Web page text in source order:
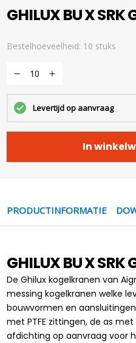
GHILUX BU X SRK
Bestelhoeveelheid: 10 stuks
Levertijd op aanvraag
In
PRODUCTINFORMATIE
GHILUX BU X SRK
De Ghilux kogelkranen van
messing kogelkranen welke
bouwvormen en
met PTFE zittingen, de as
afdichting op aanvraag voor